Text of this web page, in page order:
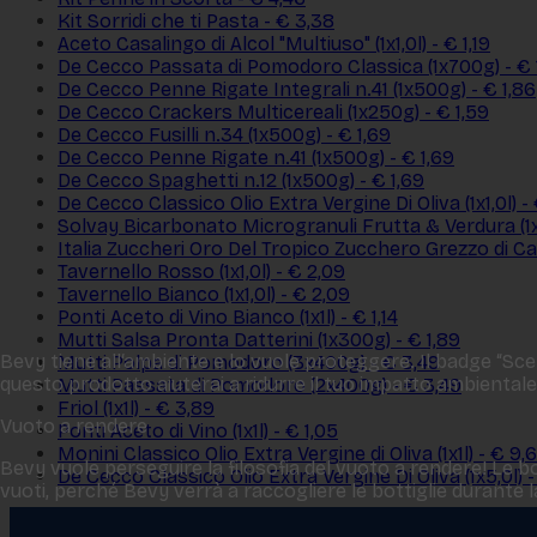
Bevy tiene all‘ambiente e lo vuole proteggere. Il badge
questo prodotto aiuterai a ridurre il tuo impatto
Vuoto a rendere
Bevy vuole perseguire la filosofia del vuoto a rendere! Le
vuoti, perché Bevy verrà a raccogliere le bottiglie durante
Kit Sorridi che ti Pasta - € 3,38
Aceto Casalingo di Alcol "Multiuso" (1x1,0l) - € 1,19
De Cecco Passata di Pomodoro Classica (1x700g) - €
De Cecco Penne Rigate Integrali n.41 (1x500g) - € 1,86
De Cecco Crackers Multicereali (1x250g) - € 1,59
De Cecco Fusilli n.34 (1x500g) - € 1,69
De Cecco Penne Rigate n.41 (1x500g) - € 1,69
De Cecco Spaghetti n.12 (1x500g) - € 1,69
De Cecco Classico Olio Extra Vergine Di Oliva (1x1,0l)
Solvay Bicarbonato Microgranuli Frutta & Verdura
Italia Zuccheri Oro Del Tropico Zucchero Grezzo di
Tavernello Rosso (1x1,0l) - € 2,09
Tavernello Bianco (1x1,0l) - € 2,09
Ponti Aceto di Vino Bianco (1x1l) - € 1,14
Mutti Salsa Pronta Datterini (1x300g) - € 1,89
Mutti Polpa di Pomodoro (3x400g) - € 3,49
Mutti Passata di Pomodoro (2x400g) - € 3,49
Friol (1x1l) - € 3,89
Ponti Aceto di Vino (1x1l) - € 1,05
Monini Classico Olio Extra Vergine di Oliva (1x1l) - €
De Cecco Classico Olio Extra Vergine Di Oliva (1x5,0l)